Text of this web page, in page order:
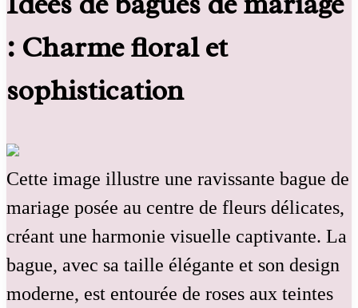
: Charme floral et
sophistication
Cette image illustre une ravissante bague de
mariage posée au centre de fleurs délicates,
créant une harmonie visuelle captivante. La
bague, avec sa taille élégante et son design
moderne, est entourée de roses aux teintes